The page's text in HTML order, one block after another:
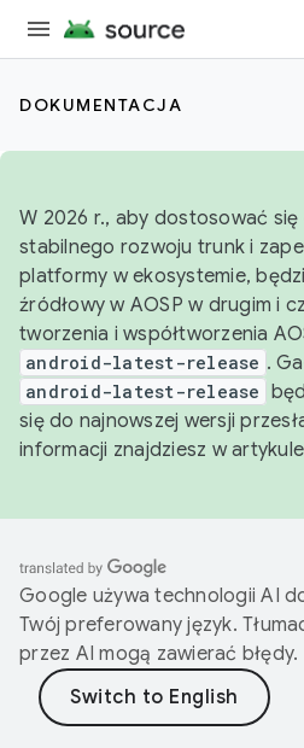
DOKUMENTACJA
W 2026 r., aby dostosować
stabilnego rozwoju trunk i
platformy w ekosystemie,
źródłowy w AOSP w drugim i
tworzenia i współtworzenia
android-latest-release .
android-latest-release
się do najnowszej wersji
informacji znajdziesz w artykule
Google używa technologii AI
Twój preferowany język.
przez AI mogą zawierać błędy.